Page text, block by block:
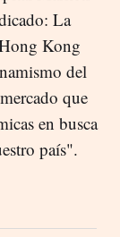
La
Kong
del
que
en busca
país".